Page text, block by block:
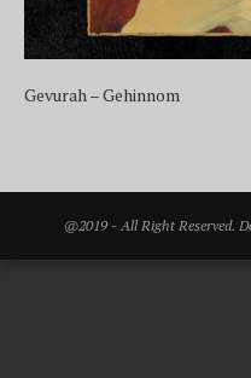
Gevurah – Gehinnom
@2019 - All Right Reserved.